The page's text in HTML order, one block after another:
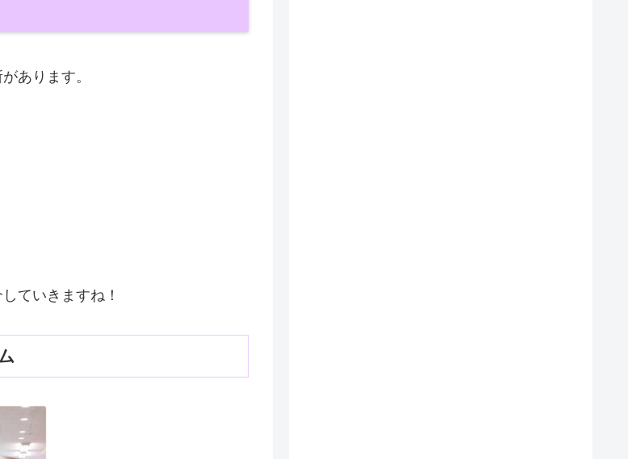
あります。
ていきますね！